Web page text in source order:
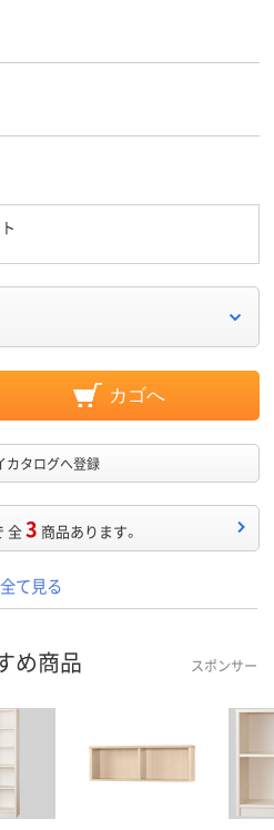
カゴへ
カタログへ登録
全3 商品あります。
て見る
め商品 スポンサー